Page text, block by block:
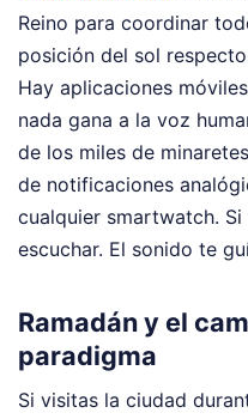
Reino para coordinar
posición del sol
Hay aplicaciones
nada gana a la voz
de los miles de
de notificaciones
cualquier smartwatch.
escuchar. El sonido te
Ramadán y el
paradigma
Si visitas la ciudad